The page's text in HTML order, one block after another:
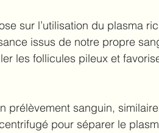
sur l’utilisation du plasma
issus de notre propre
les follicules pileux et
prélèvement sanguin,
pour séparer le